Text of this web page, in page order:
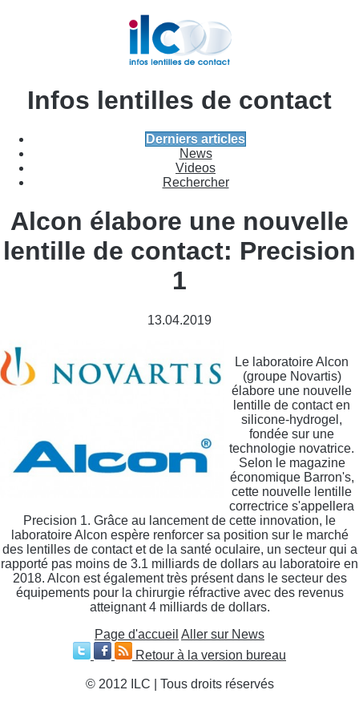
Infos lentilles de contact
Derniers articles
News
Videos
Rechercher
Alcon élabore une nouvelle
lentille de contact: Precision
1
13.04.2019
Le laboratoire Alcon
(groupe Novartis)
élabore une nouvelle
lentille de contact en
silicone-hydrogel,
fondée sur une
technologie novatrice.
Selon le magazine
économique Barron's,
cette nouvelle lentille
correctrice s'appellera
Precision 1. Grâce au lancement de cette innovation, le
laboratoire Alcon espère renforcer sa position sur le marché
des lentilles de contact et de la santé oculaire, un secteur qui a
rapporté pas moins de 3.1 milliards de dollars au laboratoire en
2018. Alcon est également très présent dans le secteur des
équipements pour la chirurgie réfractive avec des revenus
atteignant 4 milliards de dollars.
Page d'accueil Aller sur News
Retour à la version bureau
© 2012 ILC | Tous droits réservés